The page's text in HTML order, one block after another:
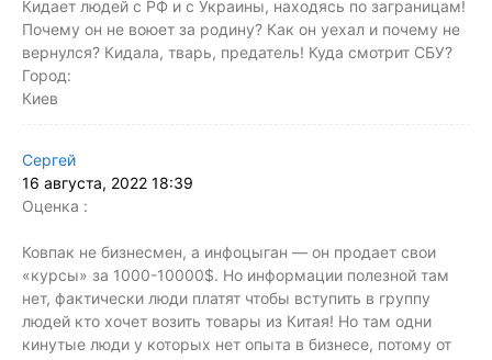
Кидает людей с РФ и с Украины, находясь по заграницам!
Почему он не воюет за родину? Как он уехал и почему не
вернулся? Кидала, тварь, предатель! Куда смотрит СБУ?
Город:
Киев
Сергей
16 августа, 2022 18:39
Оценка :
Ковпак не бизнесмен, а инфоцыган — он продает свои
«курсы» за 1000-10000$. Но информации полезной там
нет, фактически люди платят чтобы вступить в группу
людей кто хочет возить товары из Китая! Но там одни
кинутые люди у которых нет опыта в бизнесе, потому от